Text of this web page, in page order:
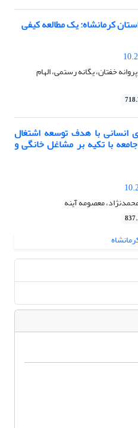
کرمانشاه: یک مطالعه کیفی
خفتان، یگانه رستمی، الهام
انسانی با هدف توسعه اشتغال
با تکیه بر مشاغل خانگی و
معصومه آینه